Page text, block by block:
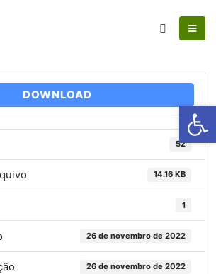
DOWNLOAD
52
14.16 KB
1
26 de novembro de 2022
26 de novembro de 2022